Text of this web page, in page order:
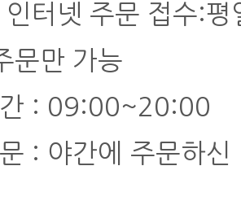
인터넷 주문 접수:
문만 가능
: 09:00~20:00
: 야간에 주문하